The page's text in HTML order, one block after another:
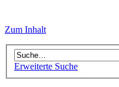
Zum Inhalt
Erweiterte Suche